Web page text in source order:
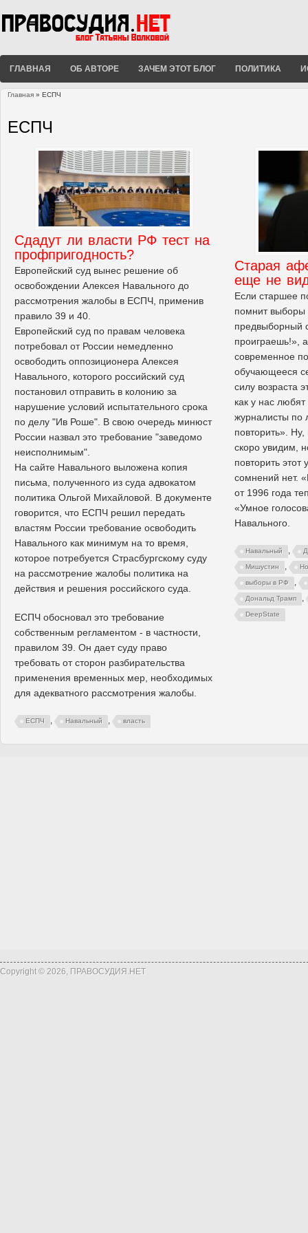
ГЛАВНАЯ ОБ АВТОРЕ ЗАЧЕМ ЭТОТ БЛОГ ПОЛИТИКА
Главная » ЕСПЧ
ЕСПЧ
Сдадут ли власти РФ тест на
профпригодность?
Европейский суд вынес решение об
освобождении Алексея Навального до
рассмотрения жалобы в ЕСПЧ, применив
правило 39 и 40.
Европейский суд по правам человека
потребовал от России немедленно
освободить оппозиционера Алексея
Навального, которого российский суд
постановил отправить в колонию за
нарушение условий испытательного срока
по делу "Ив Роше". В свою очередь минюст
России назвал это требование "заведомо
неисполнимым".
На сайте Навального выложена копия
письма, полученного из суда адвокатом
политика Ольгой Михайловой. В документе
говорится, что ЕСПЧ решил передать
властям России требование освободить
Навального как минимум на то время,
которое потребуется Страсбургскому суду
на рассмотрение жалобы политика на
действия и решения российского суда.
ЕСПЧ обосновал это требование
собственным регламентом - в частности,
правилом 39. Он дает суду право
требовать от сторон разбирательства
применения временных мер, необходимых
для адекватного рассмотрения жалобы.
ЕСПЧ , Навальный , власть
Старая
еще не
Если старшее
помнит выборы
предвыборный
проиграешь!»,
современное
обучающееся
силу возраста
как у нас
журналисты по
повторить».
скоро увидим,
повторить этот
сомнений нет.
от 1996 года
«Умное
Навального.
Навальный ,
Мишустин ,
выборы в РФ ,
Дональд Трамп ,
DeepState
Copyright © 2026, ПРАВОСУДИЯ.НЕТ